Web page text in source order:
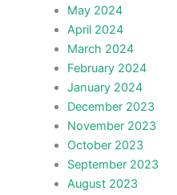
May 2024
April 2024
March 2024
February 2024
January 2024
December 2023
November 2023
October 2023
September 2023
August 2023